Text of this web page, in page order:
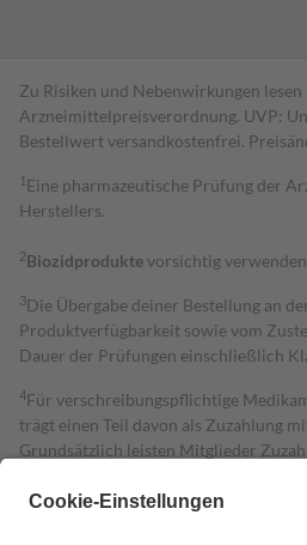
Zu Risiken und Nebenwirkungen
Arzneimittelpreisverordnung. UVP:
Bestell­wert versand­kosten­frei.
1 Eine pharmazeutische Prüfung der
Herstellers.
2Biozidproduktevorsichtig
3Die Übergabe deiner Bestellung an
Produktverfügbarkeit sowie vom
Dauer der Prüfungen einschließlich
4Für verschreibungspflichtige
trägt einen Teil davon als Zuzahlung
Grundsätzlich leisten Mitglieder
Diese Regeln gelten grundsätzlich